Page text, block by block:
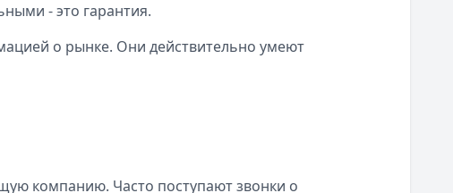
- это гарантия.
о рынке. Они действительно умеют
компанию. Часто поступают звонки о